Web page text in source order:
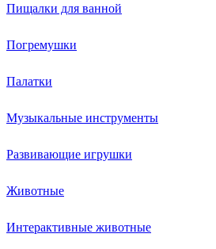
Пищалки для ванной
Погремушки
Палатки
Музыкальные инструменты
Развивающие игрушки
Животные
Интерактивные животные